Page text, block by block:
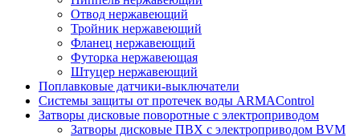
Отвод нержавеющий
Тройник нержавеющий
Фланец нержавеющий
Футорка нержавеющая
Штуцер нержавеющий
Поплавковые датчики-выключатели
Системы защиты от протечек воды ARMAControl
Затворы дисковые поворотные с электроприводом
Затворы дисковые ПВХ с электроприводом BVM